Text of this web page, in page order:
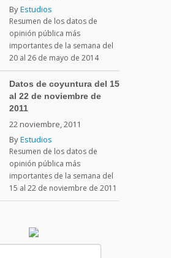
ByEstudios
Resumen de los datos de
opinión pública más
importantes de la semana del
20 al 26 de mayo de 2014
Datos de coyuntura del 15
al 22 de noviembre de
2011
22 noviembre, 2011
ByEstudios
Resumen de los datos de
opinión pública más
importantes de la semana del
15 al 22 de noviembre de 2011